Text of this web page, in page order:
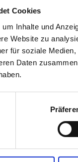
Cookies
Inhalte und
Website zu
für soziale
Daten